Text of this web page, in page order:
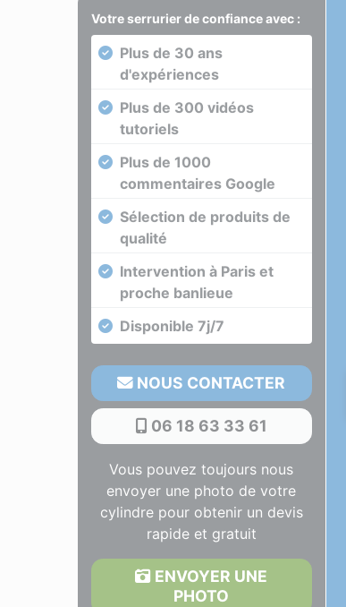
Votre serrurier de confiance avec :
Plus de 30 ans
d'expériences
Plus de 300 vidéos
tutoriels
Plus de 1000
commentaires Google
Sélection de produits de
qualité
Intervention à Paris et
proche banlieue
Disponible 7j/7
NOUS CONTACTER
06 18 63 33 61
Vous pouvez toujours nous
envoyer une photo de votre
cylindre pour obtenir un devis
rapide et gratuit
ENVOYER UNE
PHOTO